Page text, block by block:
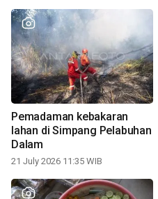
Pemadaman kebakaran
lahan di Simpang Pelabuhan
Dalam
21 July 2026 11:35 WIB